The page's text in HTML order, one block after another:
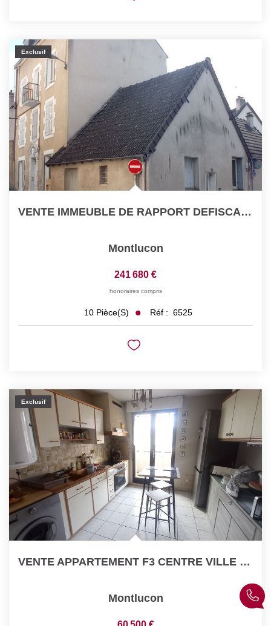
Exclusif
VENTE IMMEUBLE DE RAPPORT DEFISCALISATION CENTRE VILLE...
Montlucon
241 680 €
honoraires compris
10 Pièce(s) Réf : 6525
Exclusif
VENTE APPARTEMENT F3 CENTRE VILLE MONTLUCON
Montlucon